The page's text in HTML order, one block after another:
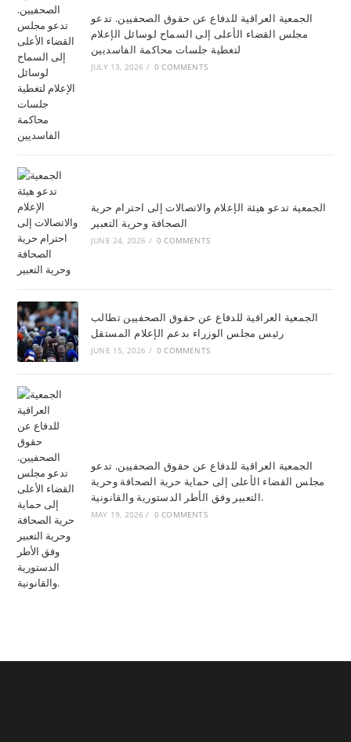
الجمعية العراقية للدفاع عن حقوق الصحفيين. تدعو
مجلس القضاء الأعلى إلى السماح لوسائل الإعلام
JULY 13, 2026 / 0 COMMENTS
الجمعية تدعو هيئة الإعلام والاتصالات إلى احترام حرية
الصحافة وحرية التعبير
JUNE 24, 2026 / 0 COMMENTS
الجمعية العراقية للدفاع عن حقوق الصحفيين تطالب
رئيس مجلس الوزراء بدعم الإعلام المستقل
JUNE 15, 2026 / 0 COMMENTS
الجمعية العراقية للدفاع عن حقوق الصحفيين. تدعو
مجلس القضاء الأعلى إلى حماية حرية الصحافة وحرية
التعبير وفق الأطر الدستورية والقانونية.
MAY 19, 2026 / 0 COMMENTS